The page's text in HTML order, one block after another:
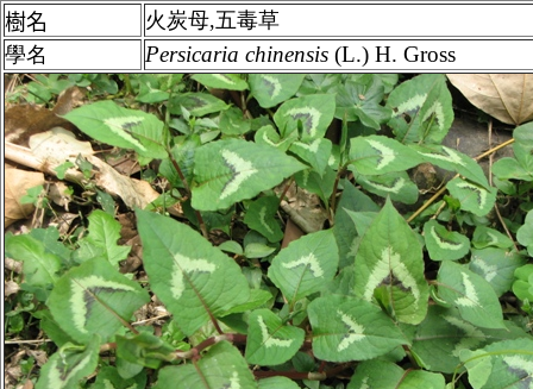
樹名
火炭母,五毒草
學名
Persicaria chinensis (L.) H. Gross